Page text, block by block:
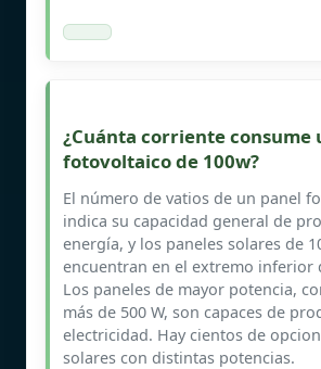
¿Cuánta corriente consume
fotovoltaico de 100w?
El número de vatios de un panel
indica su capacidad general de
energía, y los paneles solares de
encuentran en el extremo inferior
Los paneles de mayor potencia,
más de 500 W, son capaces de
electricidad. Hay cientos de
solares con distintas potencias.